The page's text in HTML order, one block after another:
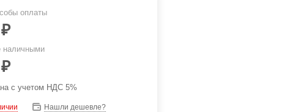
оплаты
₽
наличными
₽
с учетом НДС 5%
Нашли дешевле?